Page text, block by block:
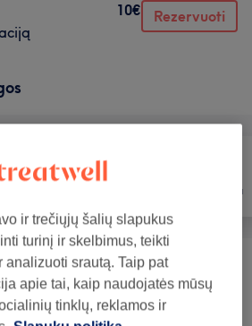
10€ Rezervuoti
Depiliacija
Dažymas ( ) nuo 10€
(1)
ir trečiųjų šalių slapukus
turinį ir skelbimus, teikti
analizuoti srautą. Taip pat
apie tai, kaip naudojatės mūsų
tinklų, reklamos ir